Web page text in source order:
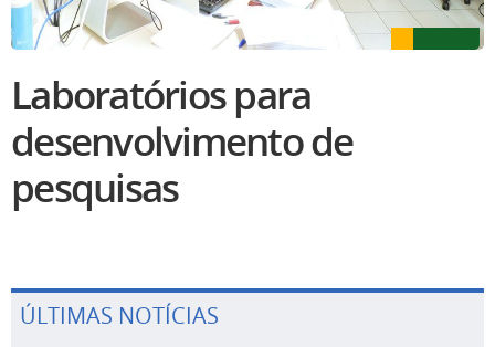
Laboratórios para
desenvolvimento de
pesquisas
ÚLTIMAS NOTÍCIAS